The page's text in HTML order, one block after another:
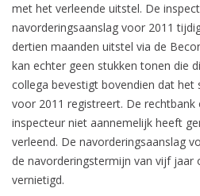
met het verleende uitstel. De
navorderingsaanslag voor 2011
dertien maanden uitstel via de
kan echter geen stukken tonen die
collega bevestigt bovendien dat
voor 2011 registreert. De
inspecteur niet aannemelijk heeft
verleend. De navorderingsaanslag
de navorderingstermijn van vijf jaar
vernietigd.